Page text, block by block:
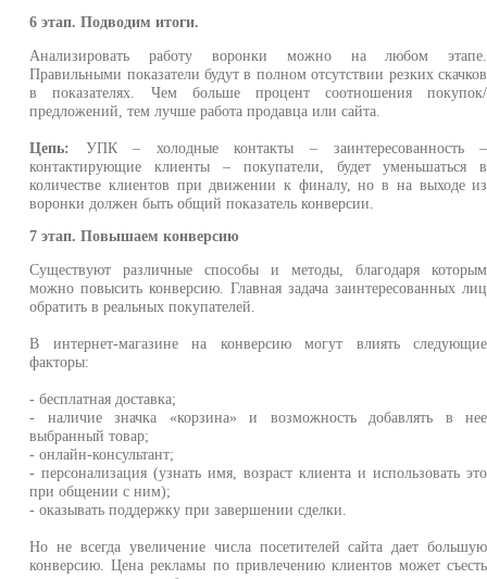
6 этап. Подводим итоги.
Анализировать работу воронки можно на любом этапе.
Правильными показатели будут в полном отсутствии резких скачков
в показателях. Чем больше процент соотношения покупок/
предложений, тем лучше работа продавца или сайта.
Цепь: УПК – холодные контакты – заинтересованность –
контактирующие клиенты – покупатели, будет уменьшаться в
количестве клиентов при движении к финалу, но в на выходе из
воронки должен быть общий показатель конверсии.
7 этап. Повышаем конверсию
Существуют различные способы и методы, благодаря которым
можно повысить конверсию. Главная задача заинтересованных лиц
обратить в реальных покупателей.
В интернет-магазине на конверсию могут влиять следующие
факторы:
- бесплатная доставка;
- наличие значка «корзина» и возможность добавлять в нее
выбранный товар;
- онлайн-консультант;
- персонализация (узнать имя, возраст клиента и использовать это
при общении с ним);
- оказывать поддержку при завершении сделки.
Но не всегда увеличение числа посетителей сайта дает большую
конверсию. Цена рекламы по привлечению клиентов может съесть